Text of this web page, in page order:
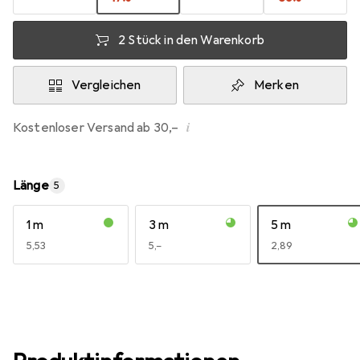
2 Stück in den Warenkorb
Vergleichen Merken
Kostenloser Versand ab 30,– i
Länge 5
1 m
EUR
5,53
3 m
EUR
5,–
5 m
EUR
2,89